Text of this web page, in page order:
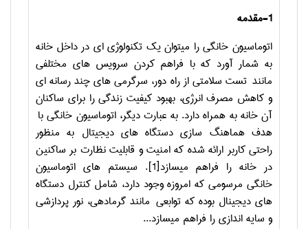
1-مقدمه
اتوماسیون خانگی را میتوان یک تکنولوژی ای در داخل خانه
به شمار آورد که با فراهم کردن سرویس های مختلفی
مانند تست سلامتی از راه دور، سرگرمی های چند رسانه ای
و کاهش مصرف انرژی، بهبود کیفیت زندگی را برای ساکنان
آن خانه به همراه دارد. به عبارت دیگر، اتوماسیون خانگی با
هدف هماهنگ سازی دستگاه های دیجیتال به منظور
راحتی کاربر ارائه شده که امنیت و قابلیت نظارت بر ساکنین
در خانه را فراهم میسازد[1]. سیستم های اتوماسیون
خانگی مرسومی که امروزه وجود دارد، شامل کنترل دستگاه
های دیجینال بوده که توابعی مانند گرمادهی، نور پردازشی
و سایه اندازی را فراهم میسازد...